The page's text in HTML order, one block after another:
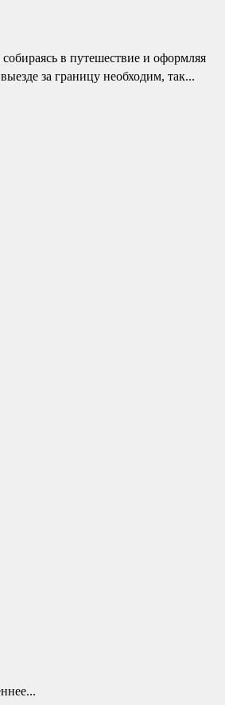
в путешествие и оформляя
за границу необходим, так...